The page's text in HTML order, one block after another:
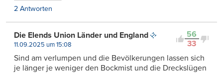
2 Antworten
56
33
Die Elends Union Länder und England
11.09.2025 um 15:08
Sind am verlumpen und die Bevölkerungen lassen sich
je länger je weniger den Bockmist und die Dreckslügen